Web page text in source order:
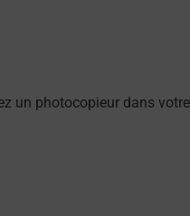
un photocopieur dans